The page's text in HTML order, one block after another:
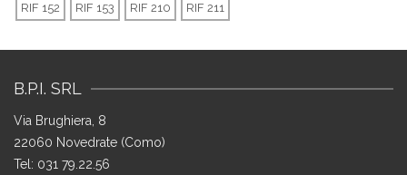
RIF 152 RIF 153 RIF 210 RIF 211
B.P.I. SRL
Via Brughiera, 8
22060 Novedrate (Como)
Tel: 031 79.22.56